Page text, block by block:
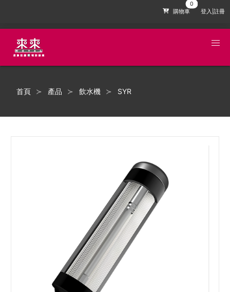
購物車 登入|註冊
首頁 產品 飲水機 SYR